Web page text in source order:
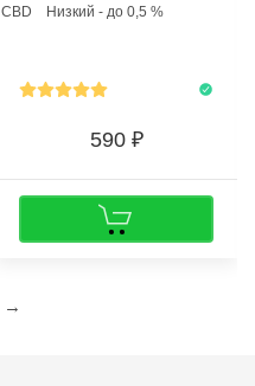
фруктовое послевкусие.
CBD Низкий - до 0,5 %
590
→